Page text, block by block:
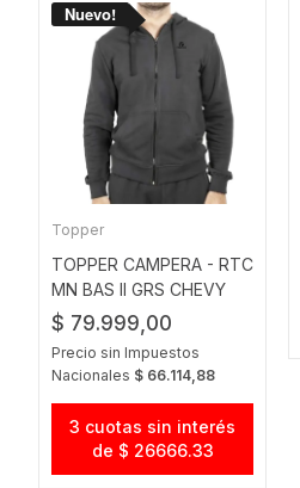
Topper
TOPPER CAMPERA - RTC
MN BAS II GRS CHEVY
$ 79.999,00
Precio sin Impuestos
Nacionales $ 66.114,88
3 cuotas sin interés
de $ 26666.33